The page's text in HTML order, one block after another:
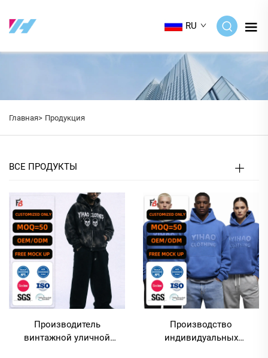
RU
Главная> Продукция
ВСЕ ПРОДУКТЫ
Производитель
винтажной уличной
Производство
индивидуальных